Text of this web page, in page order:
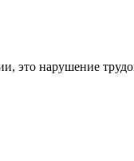
это нарушение